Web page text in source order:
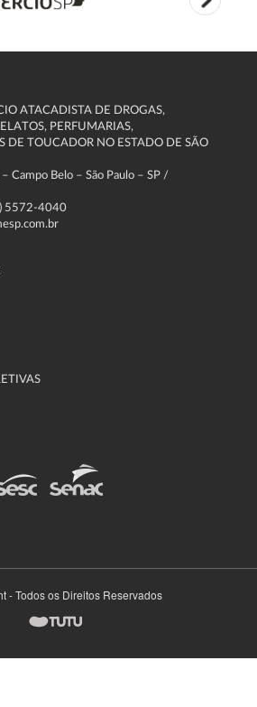
ATACADISTA DE DROGAS,
PERFUMARIAS,
DE TOUCADOR NO ESTADO DE SÃO
Campo Belo – São Paulo – SP /
5572-4040
- Todos os Direitos Reservados